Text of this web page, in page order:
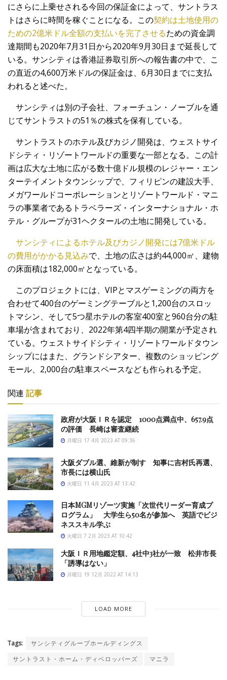
にさらに上乗せされる今回の保証金によって、サントラス
トはさらに時間を稼ぐことになる。この契約は土地使用の
ための2億米ドル全額の支払いを完了させるための資金調
達期間も2020年7月31日から2020年9月30日まで延長して
いる。サンシティは香港証券取引所への報告書の中で、こ
の直近の4,600万米ドルの保証金は、6月30日までに支払
われると述べた。
サンシティは別の子会社、フォーチュン・ノーブルを通
じてサントラストの51％の株式を保有している。
サントラストのホテル及びカジノ開発は、ウェストサイ
ドシティ・リゾートワールドの重要な一部となる。この計
画は広大な土地に広がる数十億ドル規模のレジャー・エン
ターテイメントタウンシップで、フィリピンの建設大手、
メガワールドコーポレーションとリゾートワールド・マニ
ラの事業者であるトラベラーズ・インターナショナル・ホ
テル・グループが31ヘクタールの土地に開発している。
サンシティによるホテル及びカジノ開発には7億米ドル
の費用がかかる見込みで、土地の広さは約44,000㎡、建物
の床面積は182,000㎡となっている。
このプロジェクトには、VIPとマスゲーミングの両方を
合わせて400台のゲーミングテーブルと1,200台のスロッ
トマシン、そして5つ星ホテルの客室400室と960台分の駐
車場が含まれており、2022年第4四半期の開業が予定され
ている。ウェストサイドシティ・リゾートワールドタウン
シップにはまた、グランドシアター、複数のショッピング
モール、2,000台の駐車スペースなども作られる予定。
関連 記事
政府が大阪ＩＲを認定 1000点満点中、657.9点
の評価 長崎は審査継続
月曜日 17 4月 2023 AT 09:36
大阪ダブル選、維新が制す 知事に吉村氏再選、
市長には横山氏
火曜日 11 4月 2023 AT 13:42
日本MGMリゾーツ実施「次世代リーダー育成プ
ログラム」 大学生ら50名が参加へ 英語でビジ
ネススキル学ぶ
火曜日 7 2月 2023 AT 10:42
大阪ＩＲ用地鑑定額、4社中3社が一致 松井市長
「誘導はない」
月曜日 19 12月 2022 AT 14:13
LOAD MORE
Tags:
サンシティグループホールディングス
サントラスト・ホーム・ディベロッパーズ
マニラ